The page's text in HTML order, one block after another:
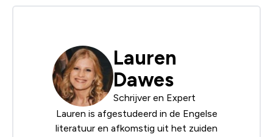
Lauren
Dawes
Schrijver en Expert
Lauren is afgestudeerd in de Engelse
literatuur en afkomstig uit het zuiden